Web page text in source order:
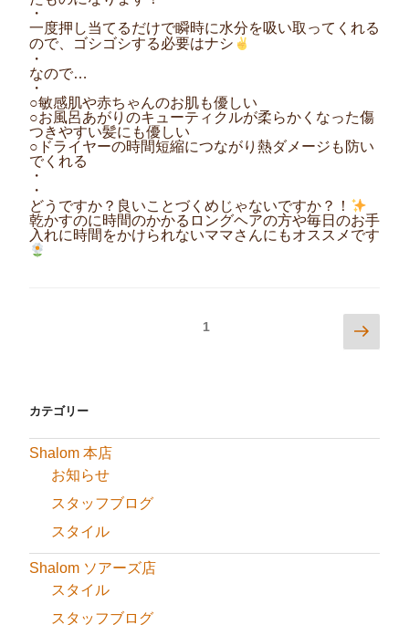
・
一度押し当てるだけで瞬時に水分を吸い取ってくれる
ので、ゴシゴシする必要はナシ
・
なので…
・
○敏感肌や赤ちゃんのお肌も優しい
○お風呂あがりのキューティクルが柔らかくなった傷
つきやすい髪にも優しい
○ドライヤーの時間短縮につながり熱ダメージも防い
でくれる
・
・
どうですか？良いことづくめじゃないですか？！
乾かすのに時間のかかるロングヘアの方や毎日のお手
入れに時間をかけられないママさんにもオススメです
ー
ョ
ン
1
次
の
カテゴリー
Shalom 本店
お知らせ
スタッフブログ
スタイル
Shalom ソアーズ店
スタイル
スタッフブログ